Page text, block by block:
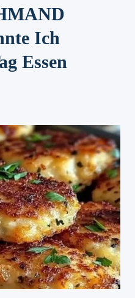
Ich
Essen